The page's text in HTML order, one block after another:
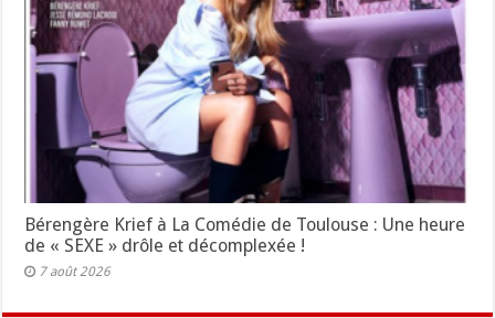
Bérengère Krief à La Comédie de Toulouse : Une heure
de « SEXE » drôle et décomplexée !
7 août 2026